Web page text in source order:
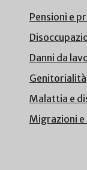
Pensioni e
Danni da
Genitorialità
Malattia e
Migrazioni